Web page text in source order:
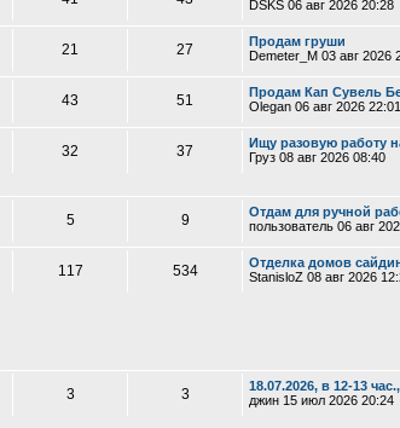
DSKS 06 авг 2026 20:28
21 27
Продам груши
Demeter_M 03 авг 2026
43 51
Продам Кап Сувель
Olegan 06 авг 2026 22:01
32 37
Ищу разовую работу
Груз 08 авг 2026 08:40
5 9
Отдам для ручной
пользователь 06 авг
117 534
Отделка домов
StanisloZ 08 авг 2026
3 3
18.07.2026, в 12-13
джин 15 июл 2026 20:24